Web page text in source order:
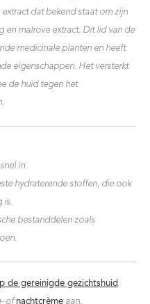
dat bekend staat om zijn
en malrove extract. Dit lid van de
medicinale planten en heeft
eigenschappen. Het versterkt
de huid tegen het
in.
hydraterende stoffen, die ook
is.
bestanddelen zoals
de gereinigde gezichtshuid
of nachtcrème aan.